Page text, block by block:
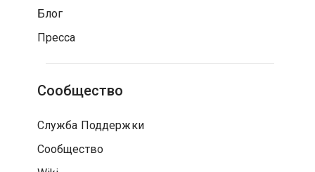
Блог
Пресса
Сообщество
Служба Поддержки
Сообщество